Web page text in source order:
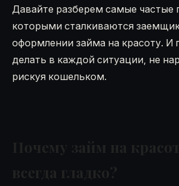
Давайте разберем самые частые
которыми сталкиваются
оформлении займа на красоту. И
делать в каждой ситуации, не
рискуя кошельком.
Почему займ на
всегда гладко?